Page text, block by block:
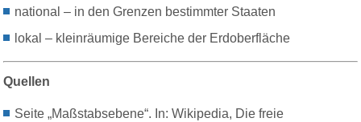
national – in den Grenzen bestimmter Staaten
lokal – kleinräumige Bereiche der Erdoberfläche
Quellen
Seite „Maßstabsebene“. In: Wikipedia, Die freie